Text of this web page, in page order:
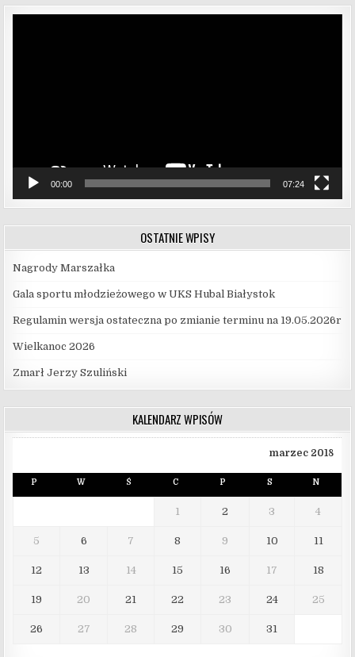
00:00 07:24
OSTATNIE WPISY
Nagrody Marszałka
Gala sportu młodzieżowego w UKS Hubal Białystok
Regulamin wersja ostateczna po zmianie terminu na 19.05.2026r
Wielkanoc 2026
Zmarł Jerzy Szuliński
KALENDARZ WPISÓW
marzec 2018
P W Ś C P S N
1 2 3 4
5 6 7 8 9 10 11
12 13 14 15 16 17 18
19 20 21 22 23 24 25
26 27 28 29 30 31